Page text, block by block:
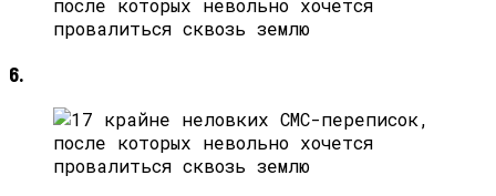
6.